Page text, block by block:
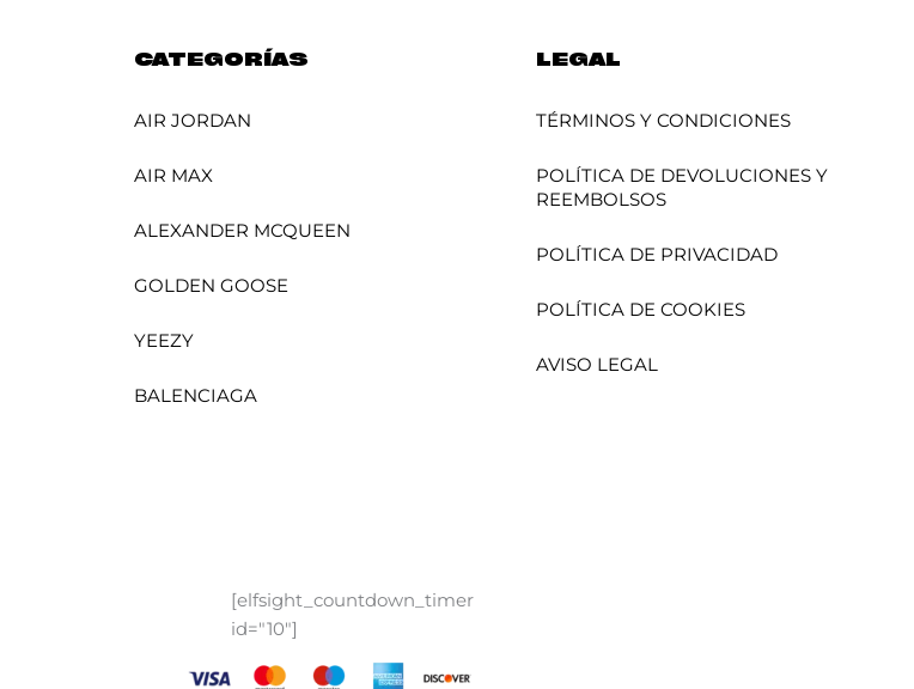
CATEGORÍAS
AIR JORDAN
AIR MAX
ALEXANDER MCQUEEN
GOLDEN GOOSE
YEEZY
BALENCIAGA
LEGAL
TÉRMINOS Y CONDICIONES
POLÍTICA DE DEVOLUCIONES Y
REEMBOLSOS
POLÍTICA DE PRIVACIDAD
POLÍTICA DE COOKIES
AVISO LEGAL
[elfsight_countdown_timer
id="10"]